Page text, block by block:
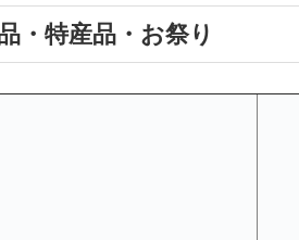
・特産品・お祭り